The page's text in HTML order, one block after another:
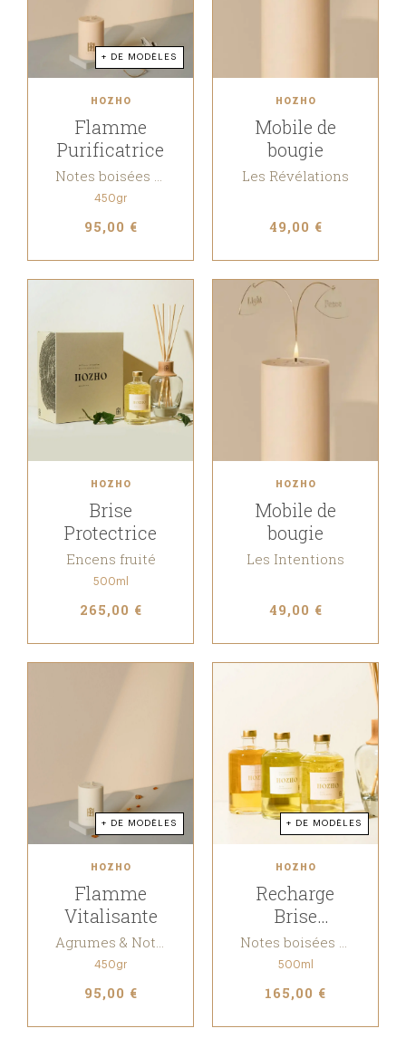
+ DE MODÈLES
HOZHO
Flamme
Purificatrice
Notes boisées & Florales
450gr
95,00 €
HOZHO
Mobile de
bougie
Les Révélations
49,00 €
HOZHO
Brise
Protectrice
Encens fruité
500ml
265,00 €
HOZHO
Mobile de
bougie
Les Intentions
49,00 €
+ DE MODÈLES
HOZHO
Flamme
Vitalisante
Agrumes & Notes Poivrées
450gr
95,00 €
+ DE MODÈLES
HOZHO
Recharge
Brise
PurificatriceNotes boisées & Florales
500ml
165,00 €